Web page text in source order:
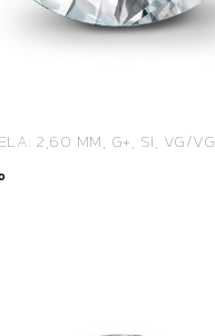
2,60 MM, G+, SI, VG/VG